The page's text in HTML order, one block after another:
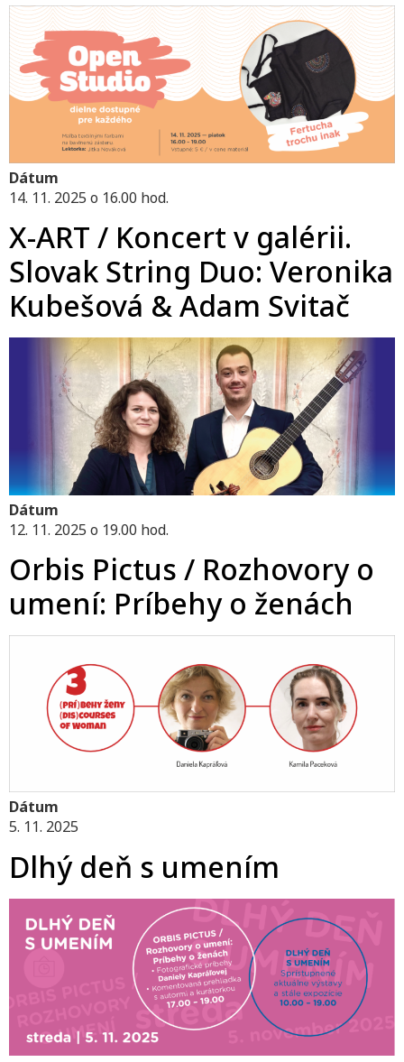
Dátum
14. 11. 2025 o 16.00 hod.
X-ART / Koncert v galérii.
Slovak String Duo: Veronika
Kubešová & Adam Svitač
Dátum
12. 11. 2025 o 19.00 hod.
Orbis Pictus / Rozhovory o
umení: Príbehy o ženách
Dátum
5. 11. 2025
Dlhý deň s umením